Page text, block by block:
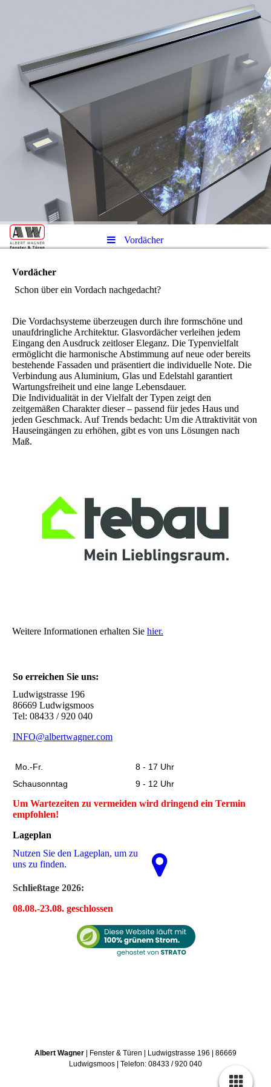
Vordächer
Vordächer
Schon über ein Vordach nachgedacht?
Die Vordachsysteme überzeugen durch ihre formschöne und
unaufdringliche Architektur. Glasvordächer verleihen jedem
Eingang den Ausdruck zeitloser Eleganz. Die Typenvielfalt
ermöglicht die harmonische Abstimmung auf neue oder bereits
bestehende Fassaden und präsentiert die individuelle Note. Die
Verbindung aus Aluminium, Glas und Edelstahl garantiert
Wartungsfreiheit und eine lange Lebensdauer.
Die Individualität in der Vielfalt der Typen zeigt den
zeitgemäßen Charakter dieser – passend für jedes Haus und
jeden Geschmack. Auf Trends bedacht: Um die Attraktivität von
Hauseingängen zu erhöhen, gibt es von uns Lösungen nach
Maß.
Weitere Informationen erhalten Sie hier.
So erreichen Sie uns:
Ludwigstrasse 196
86669 Ludwigsmoos
Tel: 08433 / 920 040
INFO@albertwagner.com
Mo.-Fr.
8 - 17 Uhr
Schausonntag
9 - 12 Uhr
Um Wartezeiten zu vermeiden wird dringend ein Termin
empfohlen!
Lageplan
Nutzen Sie den La­ge­plan, um zu
uns zu finden.
Schließtage 2026:
08.08.-23.08. geschlossen
Albert Wagner | Fenster & Türen | Ludwigstrasse 196 | 86669
Ludwigsmoos | Telefon: 08433 / 920 040